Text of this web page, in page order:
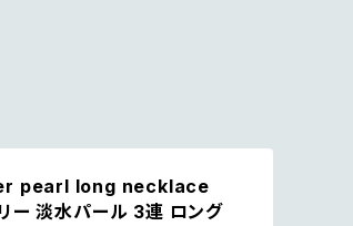
pearl long necklace
ー 淡水パール 3連 ロング